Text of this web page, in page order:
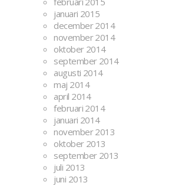
januari 2015
december 2014
november 2014
oktober 2014
september 2014
augusti 2014
maj 2014
april 2014
februari 2014
januari 2014
november 2013
oktober 2013
september 2013
juli 2013
juni 2013